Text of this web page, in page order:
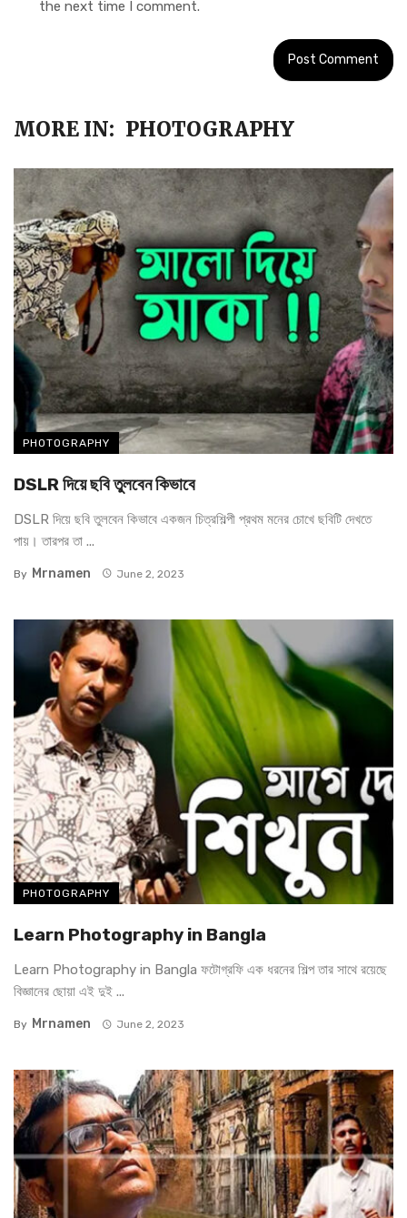
the next time I comment.
MORE IN: PHOTOGRAPHY
PHOTOGRAPHY
DSLR দিয়ে ছবি তুলবেন কিভাবে
DSLR দিয়ে ছবি তুলবেন কিভাবে একজন চিত্রশিল্পী প্রথম মনের চোখে ছবিটি দেখতে
পায়। তারপর তা ...
By Mrnamen June 2, 2023
PHOTOGRAPHY
Learn Photography in Bangla
Learn Photography in Bangla ফটোগ্রফি এক ধরনের শিল্প তার সাথে রয়েছে
বিজ্ঞানের ছোয়া এই দুই ...
By Mrnamen June 2, 2023